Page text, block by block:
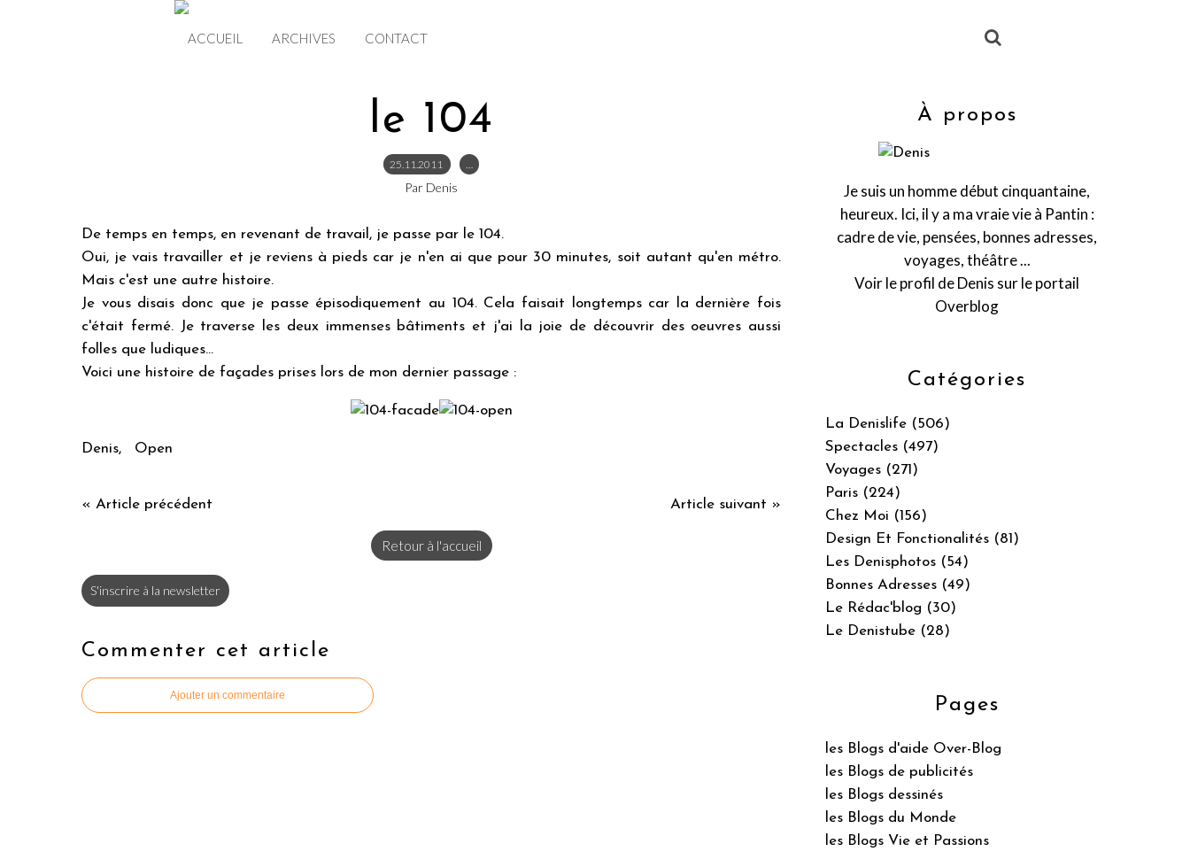
ACCUEIL ARCHIVES CONTACT
le 104
25.11.2011 …
Par Denis
De temps en temps, en revenant de travail, je passe par le 104.
Oui, je vais travailler et je reviens à pieds car je n'en ai que pour 30 minutes, soit autant qu'en métro.
Mais c'est une autre histoire.
Je vous disais donc que je passe épisodiquement au 104. Cela faisait longtemps car la dernière fois
c'était fermé. Je traverse les deux immenses bâtiments et j'ai la joie de découvrir des oeuvres aussi
folles que ludiques...
Voici une histoire de façades prises lors de mon dernier passage :
Denis, Open
« Article précédent Article suivant »
Retour à l'accueil
S'inscrire à la newsletter
Commenter cet article
Ajouter un commentaire
Catégories
La Denislife (506)
Spectacles (497)
Voyages (271)
Paris (224)
Chez Moi (156)
Design Et Fonctionalités (81)
Les Denisphotos (54)
Bonnes Adresses (49)
Le Rédac'blog (30)
Le Denistube (28)
Pages
les Blogs d'aide Over-Blog
les Blogs de publicités
les Blogs dessinés
les Blogs du Monde
les Blogs Vie et Passions
À propos
Je suis un homme début cinquantaine,
heureux. Ici, il y a ma vraie vie à Pantin :
cadre de vie, pensées, bonnes adresses,
voyages, théâtre ...
Voir le profil deDenis sur le portail
Overblog